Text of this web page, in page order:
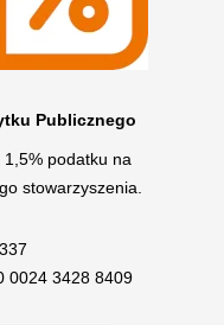
Publicznego
podatku na
stowarzyszenia.
0024 3428 8409